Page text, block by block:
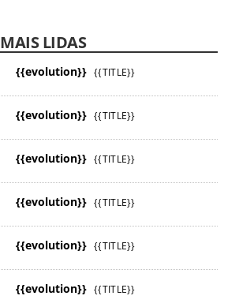
MAIS LIDAS
{{evolution}} {{TITLE}}
{{evolution}} {{TITLE}}
{{evolution}} {{TITLE}}
{{evolution}} {{TITLE}}
{{evolution}} {{TITLE}}
{{evolution}} {{TITLE}}